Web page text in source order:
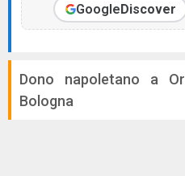
GoogleDiscover
Dono napoletano a
Bologna